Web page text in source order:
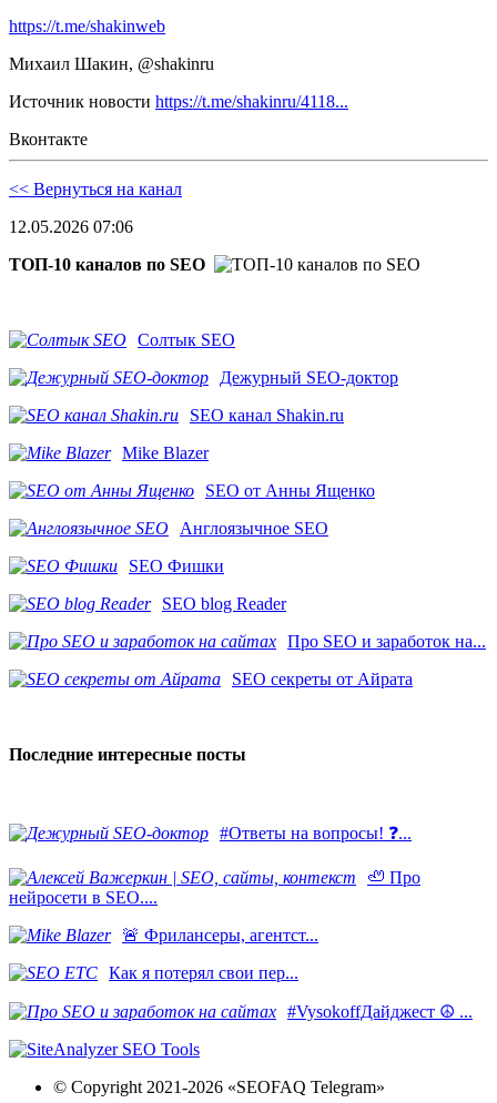
https://t.me/shakinweb
Михаил Шакин, @shakinru
Источник новости https://t.me/shakinru/4118...
Вконтакте
<< Вернуться на канал
12.05.2026 07:06
ТОП-10 каналов по SEO
Солтык SEO
Дежурный SEO-доктор
SEO канал Shakin.ru
Mike Blazer
SEO от Анны Ященко
Англоязычное SEO
SEO Фишки
SEO blog Reader
Про SEO и заработок на...
SEO секреты от Айрата
Последние интересные посты
#Ответы на вопросы! ❓...
🦥 Про
нейросети в SEO....
​🚨 Фрилансеры, агентст...
Как я потерял свои пер...
#VysokoffДайджест ☮️ ...
© Copyright 2021-2026 «SEOFAQ Telegram»